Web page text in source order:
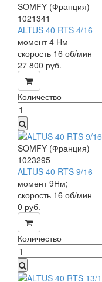
SOMFY (Франция)
1021341
ALTUS 40 RTS 4/16
момент 4 Нм
скорость 16 об/мин
27 800 руб.
Количество
SOMFY (Франция)
1023295
ALTUS 40 RTS 9/16
момент 9Нм;
скорость 16 об/мин
0 руб.
Количество